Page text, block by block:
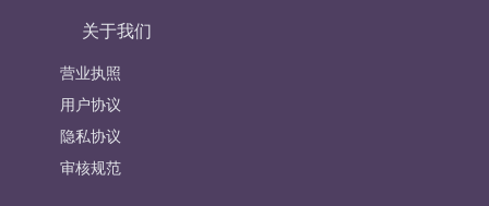
关于我们
营业执照
用户协议
隐私协议
审核规范